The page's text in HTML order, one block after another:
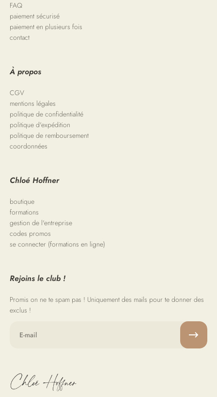
FAQ
paiement sécurisé
paiement en plusieurs fois
contact
À propos
CGV
mentions légales
politique de confidentialité
politique d'expédition
politique de remboursement
coordonnées
Chloé Hoffner
boutique
formations
gestion de l'entreprise
codes promos
se connecter (formations en ligne)
Rejoins le club !
Promis on ne te spam pas ! Uniquement des mails pour te donner des
exclus !